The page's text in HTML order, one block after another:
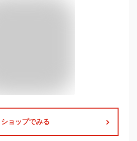
ショップでみる